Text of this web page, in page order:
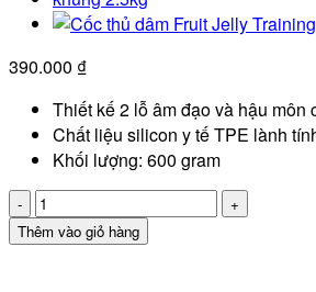
390.000 ₫
Thiết kế 2 lỗ âm đạo và hậu môn
Chất liệu silicon y tế TPE lành
Khối lượng: 600 gram
Âm
đạo
giả
Thêm vào giỏ hàng